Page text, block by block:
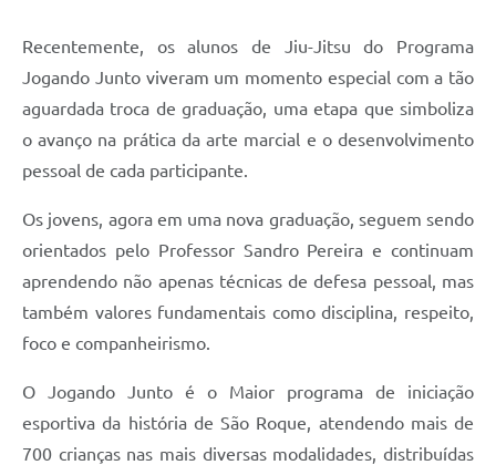
Fundo Social
Horários de Ônibus - Jundiá
Nota Fiscal de Serviço Eletrônica
Notícias
Ouvidorias
Postos de Atendimento ao Trabalhador (PAT)
PPA - Plano Plurianual 2026 / 2029
Recentemente, os alunos de Jiu-Jitsu do Programa
Jogando Junto viveram um momento especial com a tão
aguardada troca de graduação, uma etapa que simboliza
o avanço na prática da arte marcial e o desenvolvimento
pessoal de cada participante.
Os jovens, agora em uma nova graduação, seguem sendo
orientados pelo Professor Sandro Pereira e continuam
aprendendo não apenas técnicas de defesa pessoal, mas
também valores fundamentais como disciplina, respeito,
foco e companheirismo.
O Jogando Junto é o Maior programa de iniciação
esportiva da história de São Roque, atendendo mais de
700 crianças nas mais diversas modalidades, distribuídas